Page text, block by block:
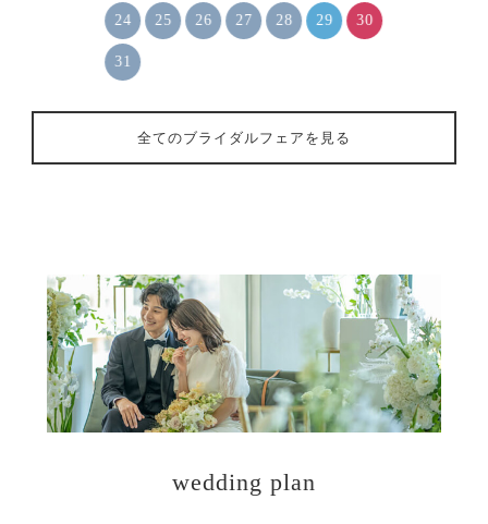
24 25 26 27 28 29 30
31
全てのブライダルフェアを見る
wedding plan